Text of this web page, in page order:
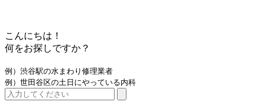
こんにちは！
何をお探しですか？
例）渋谷駅の水まわり修理業者
例）世田谷区の土日にやっている内科